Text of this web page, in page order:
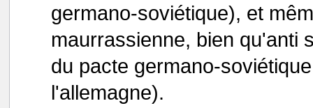
germano-soviétique), et
maurrassienne, bien qu'anti
du pacte germano-
l'allemagne).